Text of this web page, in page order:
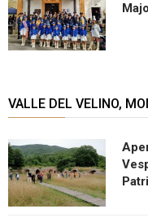
VALLE DEL VELINO,